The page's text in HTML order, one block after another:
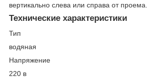
вертикально слева или справа от проема.
Технические характеристики
Тип
водяная
Напряжение
220 в